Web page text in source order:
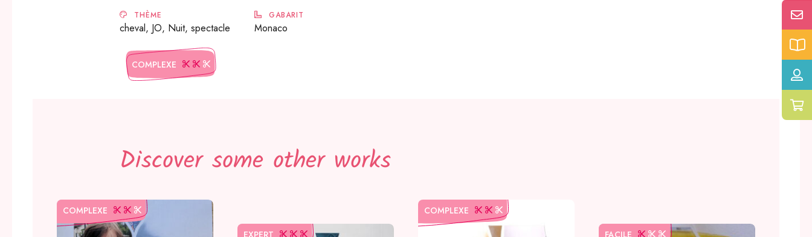
THÈME
cheval, JO, Nuit, spectacle
GABARIT
Monaco
COMPLEXE
Discover some other works
COMPLEXE
EXPERT
COMPLEXE
FACILE